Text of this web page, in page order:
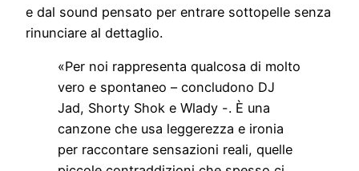
e dal sound pensato per entrare sottopelle senza
rinunciare al dettaglio.
«Per noi rappresenta qualcosa di molto
vero e spontaneo – concludono DJ
Jad, Shorty Shok e Wlady -. È una
canzone che usa leggerezza e ironia
per raccontare sensazioni reali, quelle